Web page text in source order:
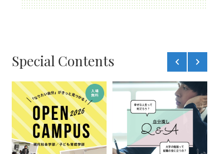
Special Contents